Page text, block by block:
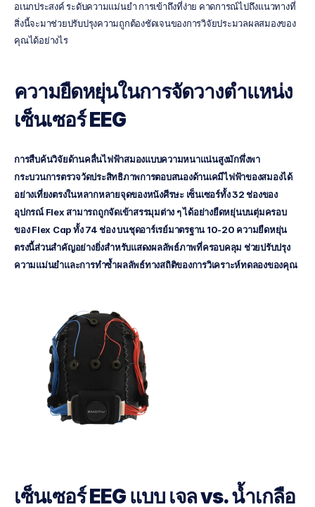
อเนกประสงค์ ระดับความแม่นยำ การเข้าถึงที่ง่าย คาดการณ์ไปถึงแนวทางที่
สิ่งนี้จะมาช่วยปรับปรุงความถูกต้องชัดเจนของการวิจัยประมวลผลสมองของ
คุณได้อย่างไร
ความยืดหยุ่นในการจัดวางตำแหน่ง
เซ็นเซอร์ EEG
การสืบค้นวิจัยด้านคลื่นไฟฟ้าสมองแบบความหนาแน่นสูงมักพึ่งพา
กระบวนการตรวจวัดประสิทธิภาพการตอบสนองด้านเคมีไฟฟ้าของสมองได้
อย่างเที่ยงตรงในหลากหลายจุดของหนังศีรษะ เซ็นเซอร์ทั้ง 32 ช่องของ
อุปกรณ์ Flex สามารถถูกจัดเข้าสรรมุมต่าง ๆ ได้อย่างยืดหยุ่นบนตุ่มครอบ
ของ Flex Cap ทั้ง 74 ช่อง บนชุดอาร์เรย์มาตรฐาน 10-20 ความยืดหยุ่น
ตรงนี้ส่วนสำคัญอย่างยิ่งสำหรับแสดงผลลัพธ์ภาพที่ครอบคลุม ช่วยปรับปรุง
ความแม่นยำและการทำซ้ำผลลัพธ์ทางสถิติของการวิเคราะห์ทดลองของคุณ
เซ็นเซอร์ EEG แบบ เจล vs. น้ำเกลือ